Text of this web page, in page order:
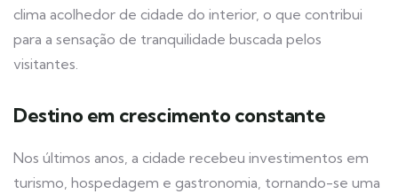
clima acolhedor de cidade do interior, o que contribui
para a sensação de tranquilidade buscada pelos
visitantes.
Destino em crescimento constante
Nos últimos anos, a cidade recebeu investimentos em
turismo, hospedagem e gastronomia, tornando-se uma